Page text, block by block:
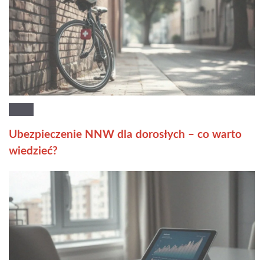
Ubezpieczenie NNW dla dorosłych – co warto
wiedzieć?